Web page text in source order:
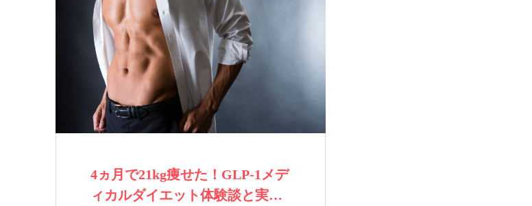
4ヵ月で21kg痩せた！GLP-1メデ
ィカルダイエット体験談と実際